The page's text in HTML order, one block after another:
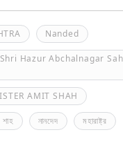
Nanded
Hazur Abchalnagar
AMIT SHAH
শাহ নানদেদ মহারাষ্ট্র